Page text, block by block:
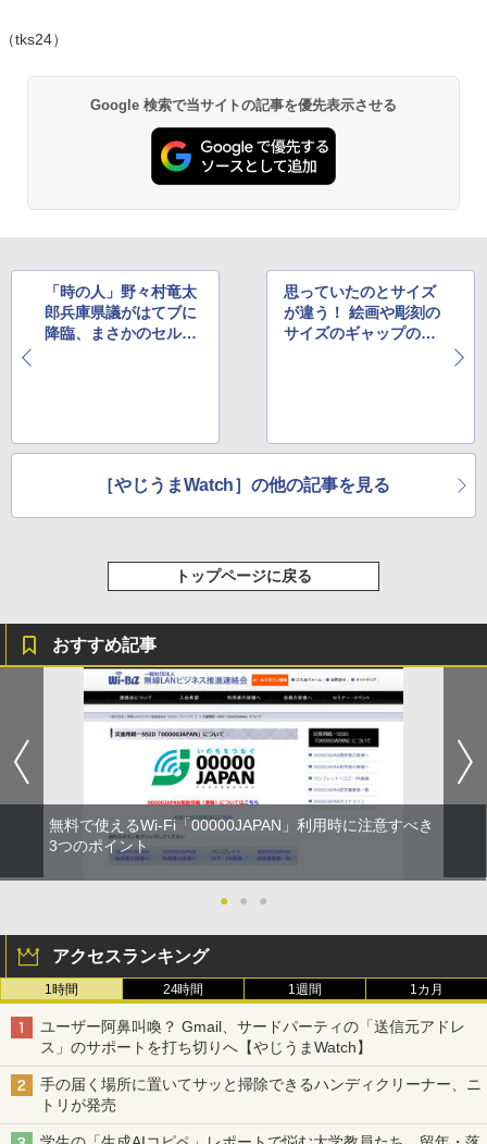
（tks24）
Google 検索で当サイトの記事を優先表示させる
「時の人」野々村竜太
郎兵庫県議がはてブに
降臨、まさかのセルク
思っていたのとサイズ
が違う！ 絵画や彫刻の
サイズのギャップのま
［やじうまWatch］の他の記事を見る
トップページに戻る
おすすめ記事
無料で使えるWi-Fi「00000JAPAN」利用時に注意すべき
3つのポイント
● ● ●
アクセスランキング
1時間 24時間 1週間 1カ月
ユーザー阿鼻叫喚？ Gmail、サードパーティの「送信元アドレ
ス」のサポートを打ち切りへ【やじうまWatch】
手の届く場所に置いてサッと掃除できるハンディクリーナー、ニ
トリが発売